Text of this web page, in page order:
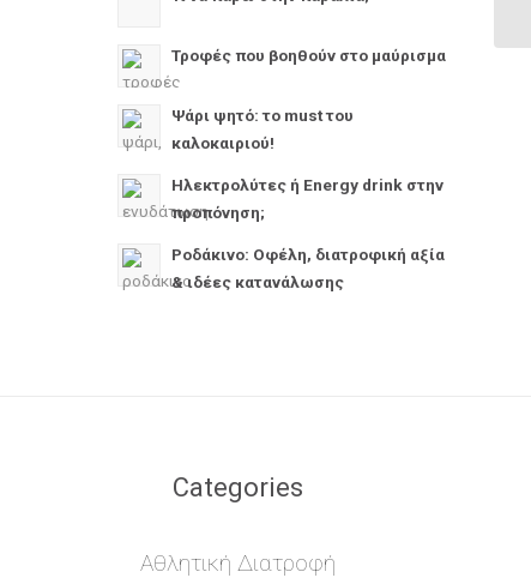
Τροφές που βοηθούν στο μαύρισμα
Ψάρι ψητό: το must του
καλοκαιριού!
Ηλεκτρολύτες ή Energy drink στην
προπόνηση;
Ροδάκινο: Οφέλη, διατροφική αξία
& ιδέες κατανάλωσης
Categories
Αθλητική Διατροφή